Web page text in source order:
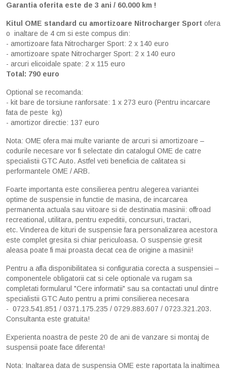
Garantia oferita este de 3 ani / 60.000 km !
Kitul OME standard cu amortizoare Nitrocharger Sport ofera
o inaltare de 4 cm si este compus din:
- amortizoare fata Nitrocharger Sport: 2 x 140 euro
- amortizoare spate Nitrocharger Sport: 2 x 140 euro
- arcuri elicoidale spate: 2 x 115 euro
Total: 790 euro
Optional se recomanda:
- kit bare de torsiune ranforsate: 1 x 273 euro (Pentru incarcare
fata de peste kg)
- amortizor directie: 137 euro
Nota: OME ofera mai multe variante de arcuri si amortizoare –
codurile necesare vor fi selectate din catalogul OME de catre
specialistii GTC Auto. Astfel veti beneficia de calitatea si
performantele OME / ARB.
Foarte importanta este consilierea pentru alegerea variantei
optime de suspensie in functie de masina, de incarcarea
permanenta actuala sau viitoare si de destinatia masinii: offroad
recreational, utilitara, pentru expeditii, concursuri, tractari,
etc. Vinderea de kituri de suspensie fara personalizarea acestora
este complet gresita si chiar periculoasa. O suspensie gresit
aleasa poate fi mai proasta decat cea de origine a masinii!
Pentru a afla disponibilitatea si configuratia corecta a suspensiei –
componentele obligatorii cat si cele optionale va rugam sa
completati formularul "Cere informatii" sau sa contactati unul dintre
specialistii GTC Auto pentru a primi consilierea necesara
- 0723.541.851 / 0371.175.235 / 0729.883.607 / 0723.321.203.
Consultanta este gratuita!
Experienta noastra de peste 20 de ani de vanzare si montaj de
suspensii poate face diferenta!
Nota: Inaltarea data de suspensia OME este raportata la inaltimea